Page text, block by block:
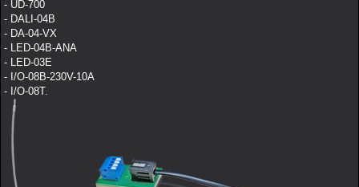
- UD-700
- DALI-04B
- DA-04-VX
- LED-04B-ANA
- LED-03E
- I/O-08B-230V-10A
- I/O-08T.